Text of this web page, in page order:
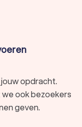
opdracht.
ook bezoekers
geven.